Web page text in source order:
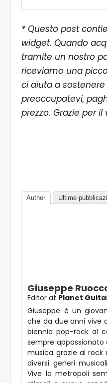
* Questo post
widget. Quando
tramite un nostro
riceviamo una
ci aiuta a
preoccupatevi,
prezzo. Grazie per
Author Ultime
Giuseppe
Editor at Planet
Giuseppe è un
che da due anni vive
biennio pop-rock al
sempre appassionato
musica grazie al
diversi generi
Vive la metropoli